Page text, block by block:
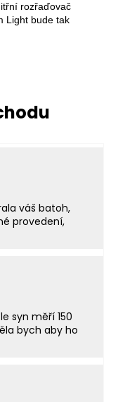
rozřaďovač
Light bude tak
z 5 hvězdiček.
váš batoh,
provedení,
z 5 hvězdiček.
syn měří 150
bych aby ho
z 5 hvězdiček.